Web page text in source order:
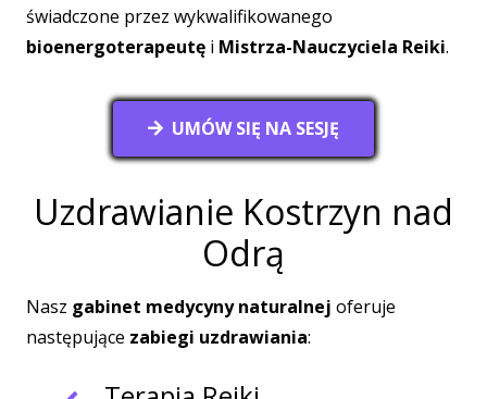
świadczone przez wykwalifikowanego
bioenergoterapeutę i Mistrza-Nauczyciela Reiki.
UMÓW SIĘ NA SESJĘ
Uzdrawianie Kostrzyn nad
Odrą
Nasz gabinet medycyny naturalnej oferuje
następujące zabiegi uzdrawiania: